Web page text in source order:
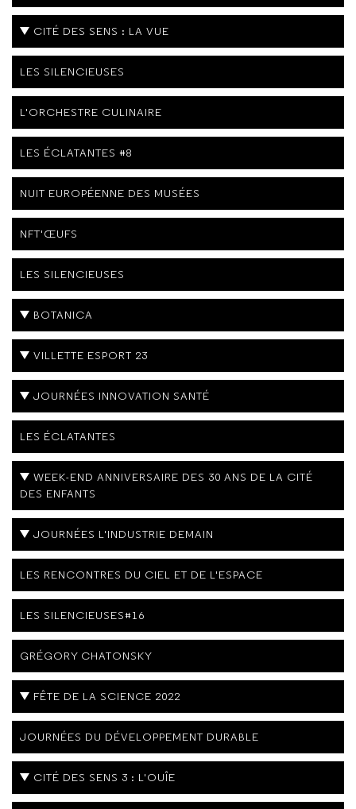
CITÉ DES SENS : LA VUE
LES SILENCIEUSES
L'ORCHESTRE CULINAIRE
LES ÉCLATANTES #8
NUIT EUROPÉENNE DES MUSÉES
NFT'ŒUFS
LES SILENCIEUSES
BOTANICA
VILLETTE ESPORT 23
JOURNÉES INNOVATION SANTÉ
LES ÉCLATANTES
WEEK-END ANNIVERSAIRE DES 30 ANS DE LA CITÉ
DES ENFANTS
JOURNÉES L'INDUSTRIE DEMAIN
LES RENCONTRES DU CIEL ET DE L'ESPACE
LES SILENCIEUSES#16
GRÉGORY CHATONSKY
FÊTE DE LA SCIENCE 2022
JOURNÉES DU DÉVELOPPEMENT DURABLE
CITÉ DES SENS 3 : L'OUÎE